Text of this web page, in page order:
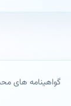
گواهینامه های